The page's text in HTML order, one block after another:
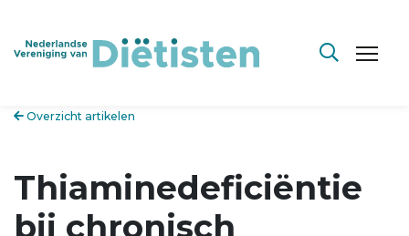
Overzicht artikelen
Thiaminedeficiëntie
bij chronisch